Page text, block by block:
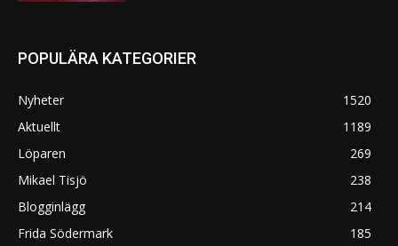
POPULÄRA KATEGORIER
Nyheter
1520
Aktuellt
1189
Löparen
269
Mikael Tisjö
238
Blogginlägg
214
Frida Södermark
185